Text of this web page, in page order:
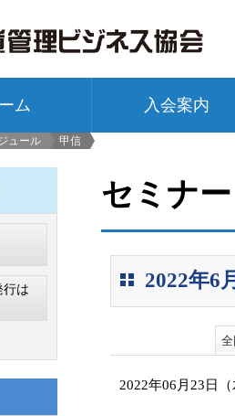
ム 入会案内
ュール
甲信
セミナ
2022年6
全
2022年06月23日（
行は